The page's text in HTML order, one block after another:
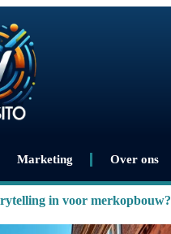
Marketing Over ons
in voor merkopbouw?